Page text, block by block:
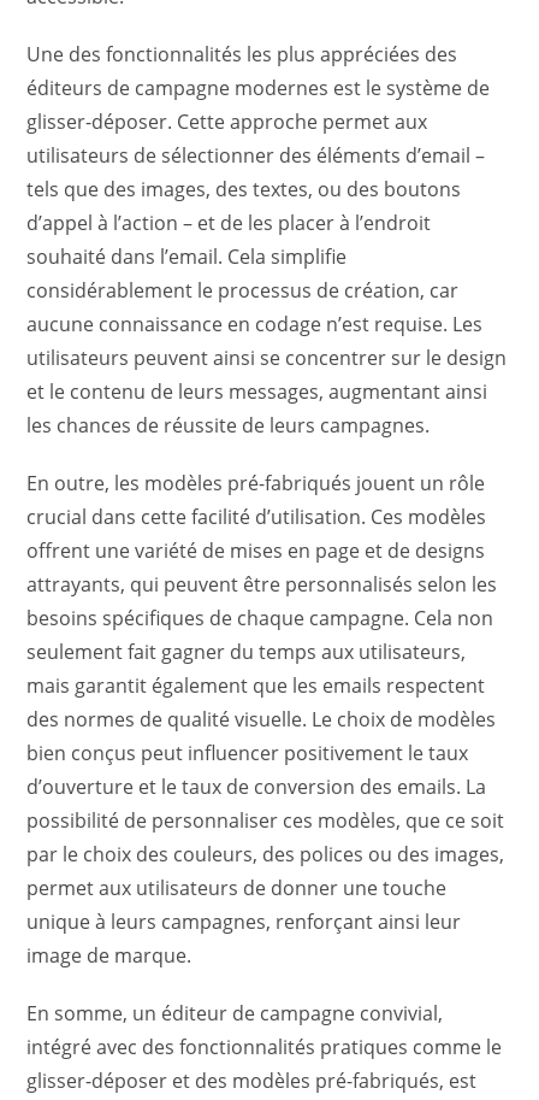
Une des fonctionnalités les plus appréciées des
éditeurs de campagne modernes est le système de
glisser-déposer. Cette approche permet aux
utilisateurs de sélectionner des éléments d’email –
tels que des images, des textes, ou des boutons
d’appel à l’action – et de les placer à l’endroit
souhaité dans l’email. Cela simplifie
considérablement le processus de création, car
aucune connaissance en codage n’est requise. Les
utilisateurs peuvent ainsi se concentrer sur le design
et le contenu de leurs messages, augmentant ainsi
les chances de réussite de leurs campagnes.
En outre, les modèles pré-fabriqués jouent un rôle
crucial dans cette facilité d’utilisation. Ces modèles
offrent une variété de mises en page et de designs
attrayants, qui peuvent être personnalisés selon les
besoins spécifiques de chaque campagne. Cela non
seulement fait gagner du temps aux utilisateurs,
mais garantit également que les emails respectent
des normes de qualité visuelle. Le choix de modèles
bien conçus peut influencer positivement le taux
d’ouverture et le taux de conversion des emails. La
possibilité de personnaliser ces modèles, que ce soit
par le choix des couleurs, des polices ou des images,
permet aux utilisateurs de donner une touche
unique à leurs campagnes, renforçant ainsi leur
image de marque.
En somme, un éditeur de campagne convivial,
intégré avec des fonctionnalités pratiques comme le
glisser-déposer et des modèles pré-fabriqués, est